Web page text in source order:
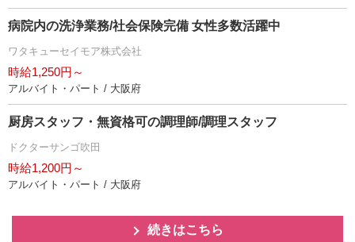
病院内の洗浄業務/社会保険完備 女性多数活躍中
ワタキューセイモア株式会社
時給1,250円～
アルバイト・パート / 大阪府
厨房スタッフ・無資格可の調理師/調理スタッフ
ドクターサンゴ吹田
時給1,200円～
アルバイト・パート / 大阪府
続きはこちら